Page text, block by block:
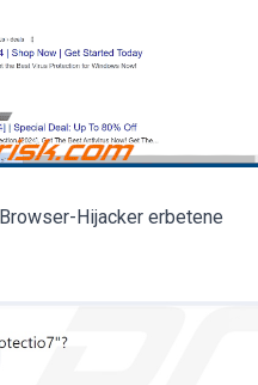
Hijacker erbetene